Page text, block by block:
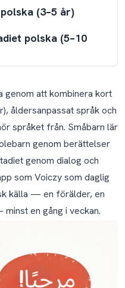
(3–5 år)
polska (5–10
varför ditt barn
liv
familjer som
jag själv inte talar
genom att kombinera kort
åldersanpassat språk och
språket från. Småbarn lär
genom berättelser
genom dialog och
som Voiczy som daglig
källa — en förälder, en
en gång i veckan.